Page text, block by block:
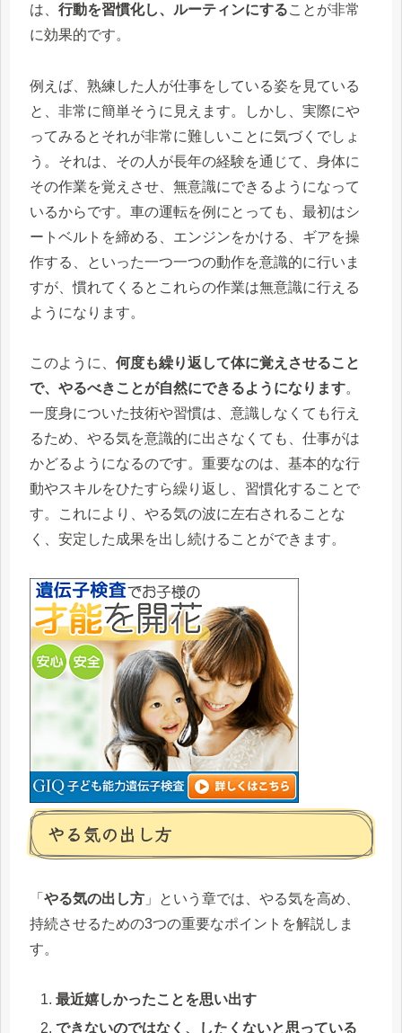
は、 行動を習慣化し、ルーティンにすることが非常
に効果的です。
例えば、熟練した人が仕事をしている姿を見ている
と、非常に簡単そうに見えます。しかし、実際にや
ってみるとそれが非常に難しいことに気づくでしょ
う。それは、その人が長年の経験を通じて、身体に
その作業を覚えさせ、無意識にできるようになって
いるからです。車の運転を例にとっても、最初はシ
ートベルトを締める、エンジンをかける、ギアを操
作する、といった一つ一つの動作を意識的に行いま
すが、慣れてくるとこれらの作業は無意識に行える
ようになります。
このように、 何度も繰り返して体に覚えさせること
で、やるべきことが自然にできるようになります。
一度身についた技術や習慣は、意識しなくても行え
るため、やる気を意識的に出さなくても、仕事がは
かどるようになるのです。重要なのは、基本的な行
動やスキルをひたすら繰り返し、習慣化することで
す。これにより、やる気の波に左右されることな
く、安定した成果を出し続けることができます。
やる気の出し方
「 やる気の出し方 」という章では、やる気を高め、
持続させるための3つの重要なポイントを解説しま
す。
最近嬉しかったことを思い出す
できないのではなく、したくないと思っている